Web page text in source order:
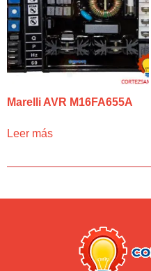
Marelli AVR M16FA655A
Leer más